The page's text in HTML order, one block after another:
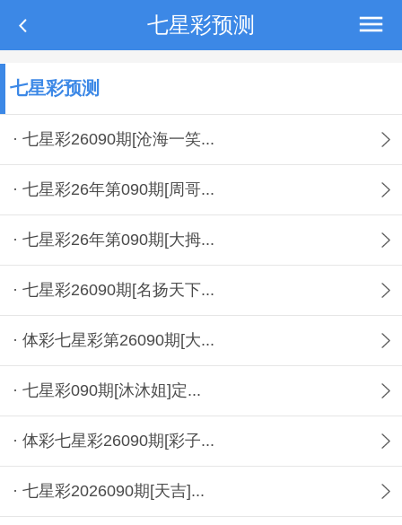
七星彩预测
七星彩预测
· 七星彩26090期[沧海一笑...
· 七星彩26年第090期[周哥...
· 七星彩26年第090期[大拇...
· 七星彩26090期[名扬天下...
· 体彩七星彩第26090期[大...
· 七星彩090期[沐沐姐]定...
· 体彩七星彩26090期[彩子...
· 七星彩2026090期[天吉]...